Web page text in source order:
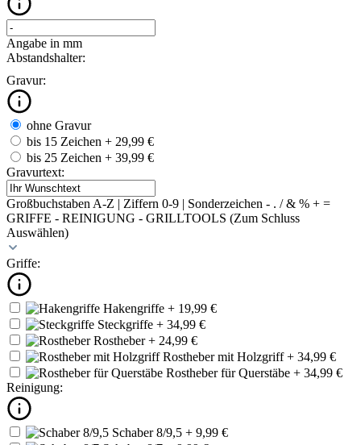
Angabe in mm
Abstandshalter:
Gravur:
ohne Gravur
bis 15 Zeichen + 29,99 €
bis 25 Zeichen + 39,99 €
Gravurtext:
Großbuchstaben A-Z | Ziffern 0-9 | Sonderzeichen - . / & % + =
GRIFFE - REINIGUNG - GRILLTOOLS (Zum Schluss
Auswählen)
Griffe:
Hakengriffe + 19,99 €
Steckgriffe + 34,99 €
Rostheber+ 24,99 €
Rostheber mit Holzgriff+ 34,99 €
Rostheber für Querstäbe + 34,99 €
Reinigung:
Schaber 8/9,5 + 9,99 €